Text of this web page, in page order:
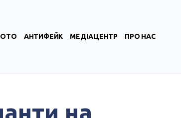
АНТИФЕЙК МЕДІАЦЕНТР ПРО НАС
на